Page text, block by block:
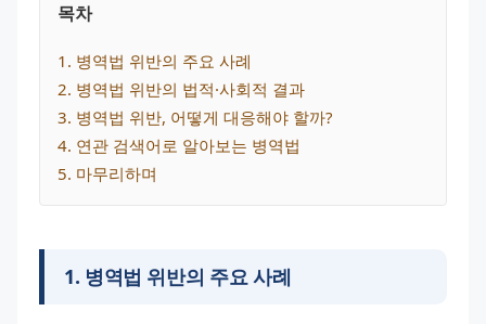
목차
1 . 병역법 위반의 주요 사례
2. 병역법 위반의 법적·사회적 결과
3. 병역법 위반, 어떻게 대응해야 할까?
4. 연관 검색어로 알아보는 병역법
5. 마무리하며
1. 병역법 위반의 주요 사례